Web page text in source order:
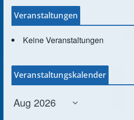
Veranstaltungen
Keine Veranstaltungen
Veranstaltungskalender